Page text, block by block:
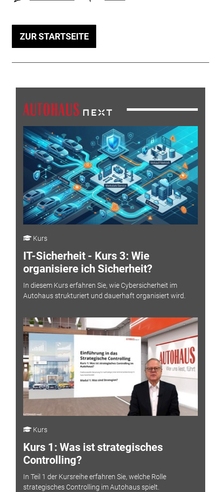
ZUR STARTSEITE
Kurs
IT-Sicherheit - Kurs 3: Wie
organisiere ich Sicherheit?
In diesem Kurs erfahren Sie, wie Cybersicherheit im
Autohaus strukturiert und dauerhaft organisiert wird.
Kurs
Kurs 1: Was ist strategisches
Controlling?
In Teil 1 der Kursreihe erfahren Sie, welche Rolle
strategisches Controlling im Autohaus spielt.